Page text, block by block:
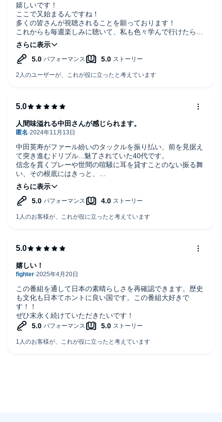
嬉しいです！
ここで又始まるんですね！
多くの皆さんが視聴されることを願っております！
これからも毎週楽しみに聴いて、私も色々学んで行けたらな
と思っております！
中田英寿がファール紛いのタックルを振り払い、前を見据え
て突き進むドリブル...魅了されていた40代です。
信念を貫くプレーや世間の喧騒に耳を貸すことのない振る舞
い、その根底にはきっと、
「他者の笑顔が観たい。」
があったのだと想像しております。
中田さんを気難しい人間だとイメージされている方にこそ是
冒頭の声から中田さんの人間性『優しさ』が伺えます。
人間味溢れる中田さんが感じられます。
この番組を通して日本の素晴らしさを再確認できます。歴史
も文化も日本てホントに良い国です。この番組大好きで
す！！
ぜひ末永く続けていただきたいです！
嬉しい！